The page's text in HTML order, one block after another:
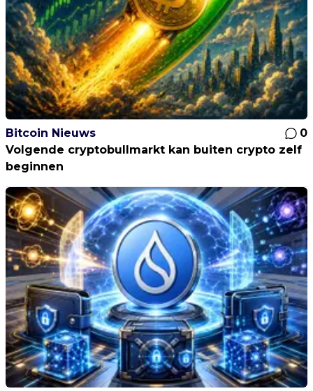
Bitcoin Nieuws
0
Volgende cryptobullmarkt kan buiten crypto zelf
beginnen